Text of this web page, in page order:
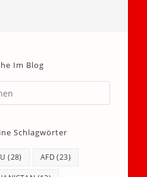
Im Blog
Escape
Schlagwörter
(28) AFD (23)